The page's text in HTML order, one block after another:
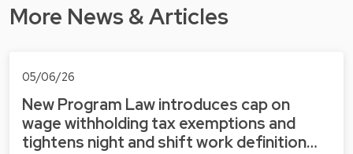
More News & Articles
05/06/26
New Program Law introduces cap on
wage withholding tax exemptions and
tightens night and shift work definition…